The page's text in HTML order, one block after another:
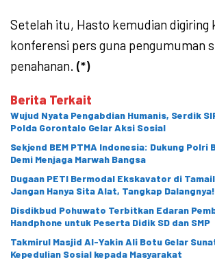
Setelah itu, Hasto kemudian digiring
konferensi pers guna pengumuman
penahanan. (*)
Berita Terkait
Wujud Nyata Pengabdian Humanis, Serdik
Polda Gorontalo Gelar Aksi Sosial
Sekjend BEM PTMA Indonesia: Dukung Polri
Demi Menjaga Marwah Bangsa
Dugaan PETI Bermodal Ekskavator di
Jangan Hanya Sita Alat, Tangkap Dalangnya!
Disdikbud Pohuwato Terbitkan Edaran
Handphone untuk Peserta Didik SD dan SMP
Takmirul Masjid Al-Yakin Ali Botu Gelar
Kepedulian Sosial kepada Masyarakat